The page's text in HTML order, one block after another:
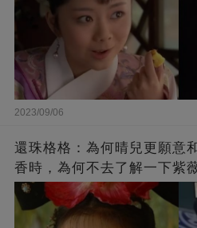
2023/09/06
還珠格格：為何晴兒更願意
香時，為何不去了解一下紫